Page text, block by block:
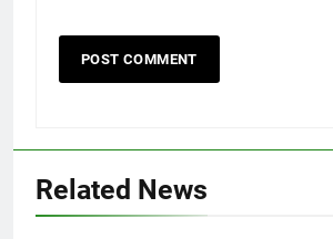
Related News